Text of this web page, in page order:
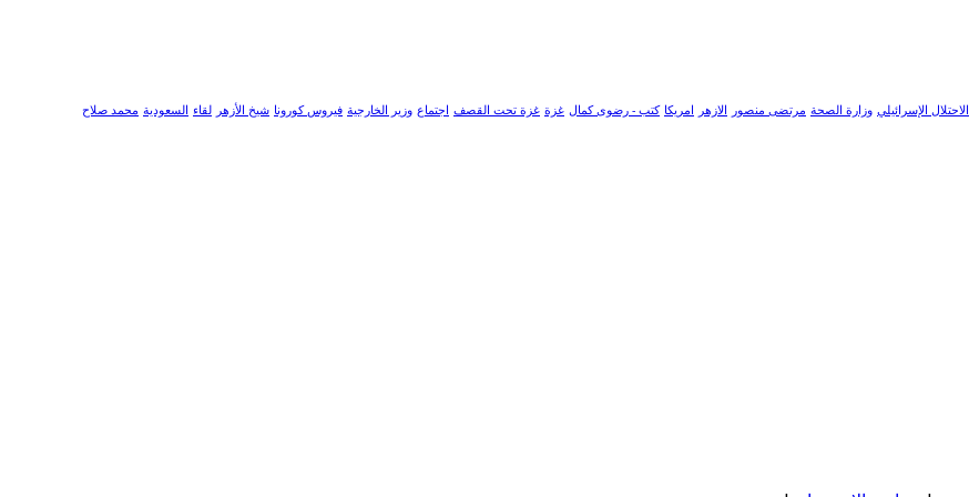
الاحتلال الإسرائيلي وزارة الصحة مرتضى منصور الازهر امريكا كتب - رضوى كمال غزة غزة تحت القصف اجتماع وزير الخارجية فيروس كورونا شيخ الأزهر لقاء السعودية محمد صلاح